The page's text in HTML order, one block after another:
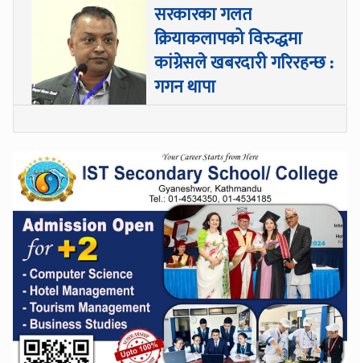
सरकारका गलत
क्रियाकलापको विरुद्धमा
कांग्रेसले खबरदारी गरिरहन्छ :
गगन थापा